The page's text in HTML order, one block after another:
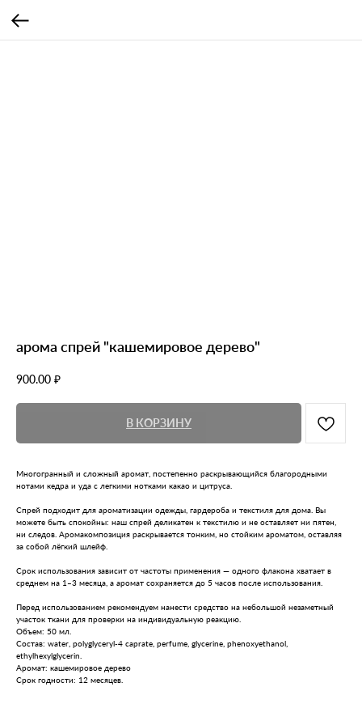
арома спрей "кашемировое дерево"
900.00 ₽
В КОРЗИНУ
Многогранный и сложный аромат, постепенно раскрывающийся благородными
нотами кедра и уда с легкими нотками какао и цитруса.
Спрей подходит для ароматизации одежды, гардероба и текстиля для дома. Вы
можете быть спокойны: наш спрей деликатен к текстилю и не оставляет ни пятен,
ни следов. Аромакомпозиция раскрывается тонким, но стойким ароматом, оставляя
за собой лёгкий шлейф.
Срок использования зависит от частоты применения — одного флакона хватает в
среднем на 1–3 месяца, а аромат сохраняется до 5 часов после использования.
Перед использованием рекомендуем нанести средство на небольшой незаметный
участок ткани для проверки на индивидуальную реакцию.
Объем: 50 мл.
Состав: water, polyglyceryl-4 caprate, perfume, glycerine, phenoxyethanol,
ethylhexylglycerin.
Аромат: кашемировое дерево
Срок годности: 12 месяцев.